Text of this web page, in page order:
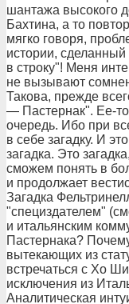
шантажа высокого
Бахтина, а то
мягко говоря,
истории,
в строку"! Меня
не вызывают
Такова, прежде
— Пастернак". Ее-
очередь. Ибо при
в себе загадку. И
загадка. Это
сможем понять в
и продолжает
Загадка
"специздателем"
и итальянским
Пастернака?
вытекающих из
встречаться с Хо
исключения из
Аналитическая